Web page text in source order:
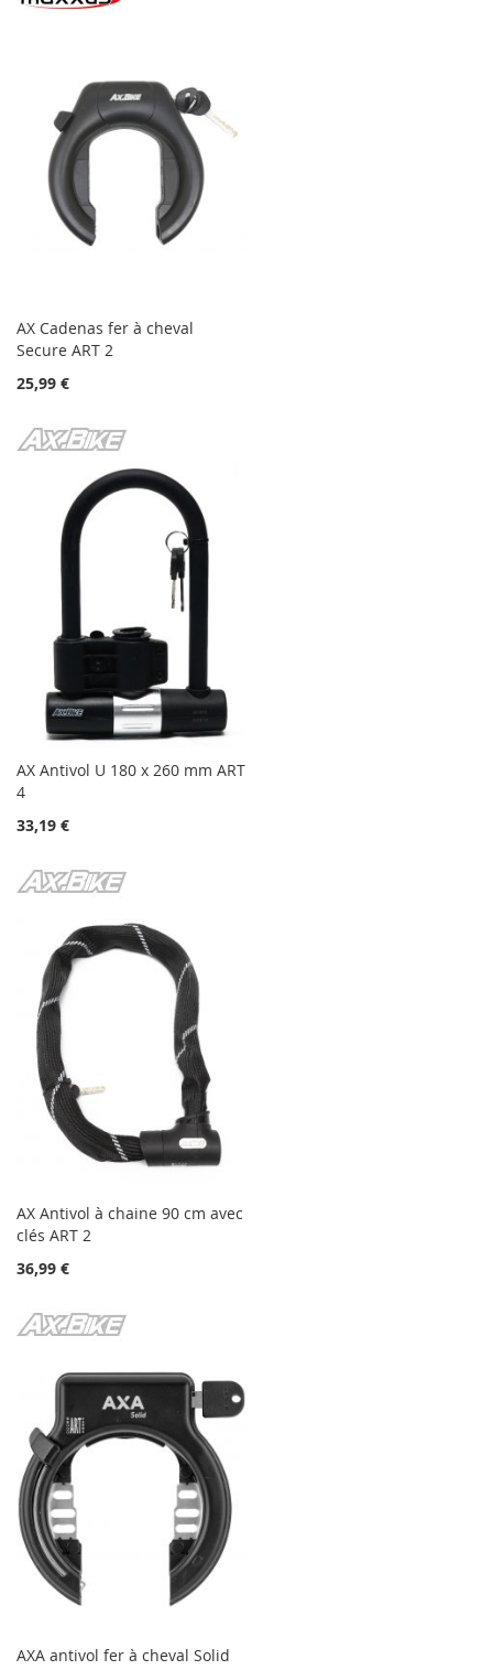
AX Cadenas fer à cheval
Secure ART 2
25,99 €
AX Antivol U 180 x 260 mm ART
4
33,19 €
AX Antivol à chaine 90 cm avec
clés ART 2
36,99 €
AXA antivol fer à cheval Solid